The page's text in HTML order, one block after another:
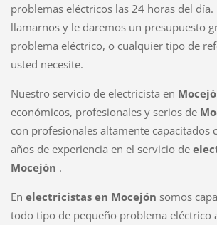
problemas eléctricos las 24 horas del día.
llamarnos y le daremos un presupuesto
problema eléctrico, o cualquier tipo de
usted necesite.
Nuestro servicio de electricista en
económicos, profesionales y serios de
con profesionales altamente capacitados
años de experiencia en el servicio de
Mocejón .
En electricistas en Mocejón somos
todo tipo de pequeño problema eléctrico